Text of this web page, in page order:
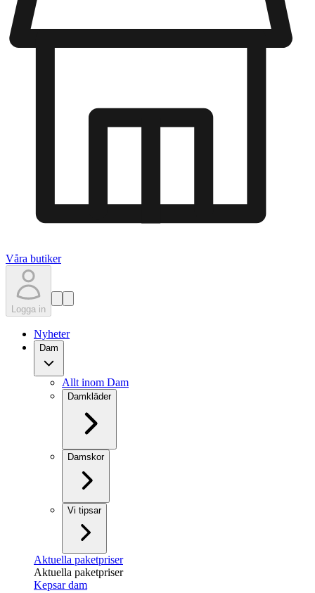
Våra butiker
Logga in
Nyheter
Dam
Allt inom Dam
Damkläder
Damskor
Vi tipsar
Aktuella paketpriser
Aktuella paketpriser
Kepsar dam